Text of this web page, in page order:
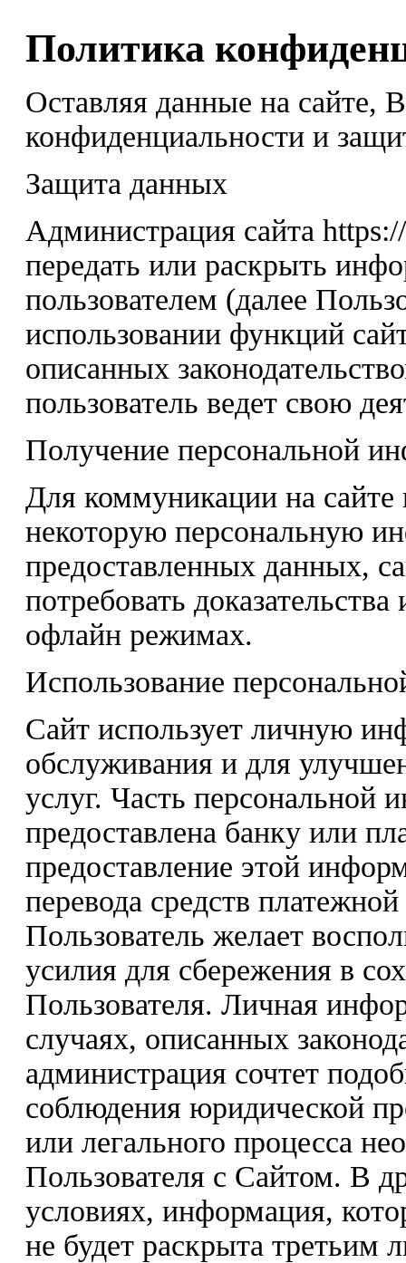
Политика
Оставляя данные на сайте,
конфиденциальности и
Защита данных
Администрация сайта
передать или раскрыть
пользователем (далее
использовании функций
описанных
пользователь ведет свою
Получение персональной
Для коммуникации на сайте
некоторую персональную
предоставленных данных,
потребовать
офлайн режимах.
Использование
Сайт использует личную
обслуживания и для
услуг. Часть
предоставлена банку или
предоставление этой
перевода средств
Пользователь желает
усилия для сбережения в
Пользователя. Личная
случаях, описанных
администрация сочтет
соблюдения юридической
или легального процесса
Пользователя с Сайтом. В
условиях, информация,
не будет раскрыта третьим